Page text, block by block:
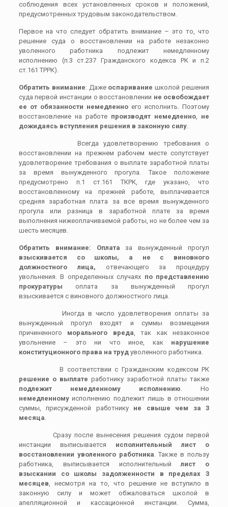
соблюдения всех установленных сроков и положений,
предусмотренных трудовым законодательством.
Первое на что следует обратить внимание – это то, что
решение суда о восстановлении на работе незаконно
уволенного работника подлежит немедленному
исполнению (п.3 ст.237 Гражданского кодекса РК и п.2
ст.161 ТРРК).
Обратить внимание: Даже оспаривание школой решения
суда первой инстанции о восстановлении не освобождает
ее от обязанности немедленно его исполнить. Поэтому
восстановление на работе производят немедленно, не
дожидаясь вступления решения в законную силу.
Всегда удовлетворению требования о
восстановлении на прежнем рабочем месте сопутствует
удовлетворение требования о выплате заработной платы
за время вынужденного прогула. Такое положение
предусмотрено п.1 ст.161 ТКРК, где указано, что
восстановленному на прежней работе, выплачивается
средняя заработная плата за все время вынужденного
прогула или разница в заработной плате за время
выполнения нижеоплачиваемой работы, но не более чем за
шесть месяцев.
Обратить внимание: Оплата за вынужденный прогул
взыскивается со школы, а не с виновного
должностного лица, отвечающего за процедуру
увольнения. В определенных случаях по представлению
прокуратуры оплата за вынужденный прогул
взыскивается с виновного должностного лица.
Иногда в число удовлетворения оплаты за
вынужденный прогул входят и суммы возмещения
причиненного морального вреда, так как незаконное
увольнение – это ни что иное, как нарушение
конституционного права на трудуволенного работника.
В соответствии с Гражданским кодексом РК
решение о выплате работнику заработной платы также
подлежит немедленному исполнению. Но
немедленномуисполнению подлежит лишь в отношении
суммы, присужденной работнику не свыше чем за 3
месяца.
Сразу после вынесения решения судом первой
инстанции выписывается исполнительный лист о
восстановлении уволенного работника. Также в пользу
работника, выписывается исполнительный лист о
взыскании со школы задолженности в пределах 3
месяцев, несмотря на то, что решение не вступило в
законную силу и может обжаловаться школой в
апелляционной и кассационной инстанции. Сумма,